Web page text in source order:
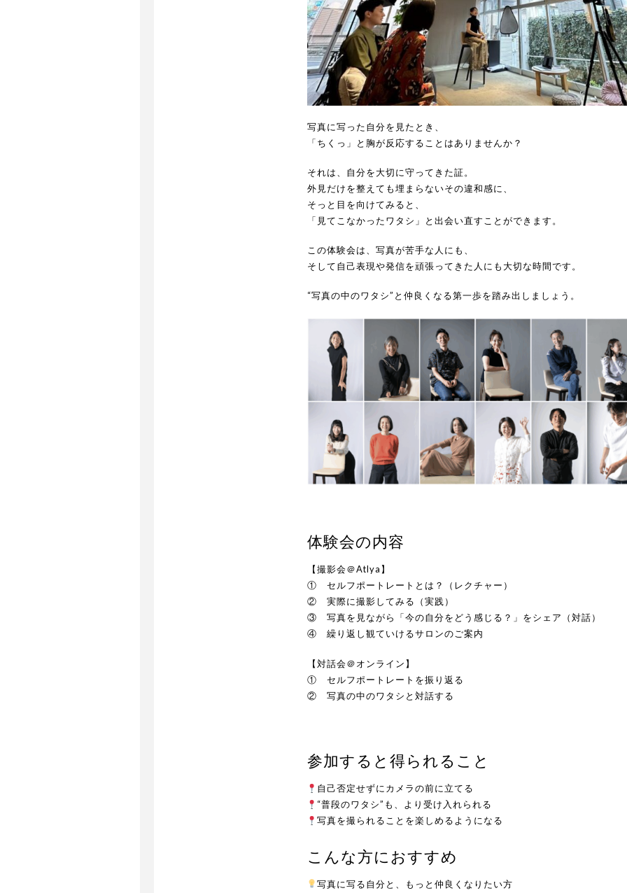
写真に写った自分を見たとき、
「ちくっ」と胸が反応することはありませんか？
それは、自分を大切に守ってきた証。
外見だけを整えても埋まらないその違和感に、
そっと目を向けてみると、
「見てこなかったワタシ」と出会い直すことができます。
この体験会は、写真が苦手な人にも、
そして自己表現や発信を頑張ってきた人にも大切な時間です。
“写真の中のワタシ”と仲良くなる第一歩を踏み出しましょう。
体験会の内容
【撮影会＠Atlya】
① セルフポートレートとは？（レクチャー）
② 実際に撮影してみる（実践）
③ 写真を見ながら「今の自分をどう感じる？」をシェア（対話）
④ 繰り返し観ていけるサロンのご案内
【対話会＠オンライン】
① セルフポートレートを振り返る
② 写真の中のワタシと対話する
参加すると得られること
自己否定せずにカメラの前に立てる
“普段のワタシ”も、より受け入れられる
写真を撮られることを楽しめるようになる
こんな方におすすめ
写真に写る自分と、もっと仲良くなりたい方